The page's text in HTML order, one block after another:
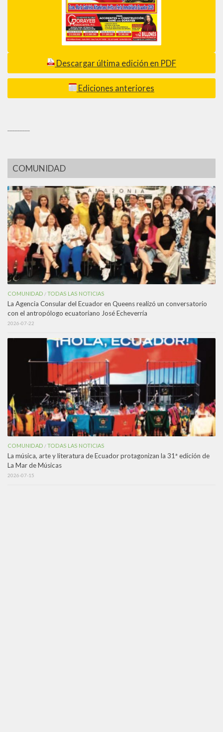
Descargar última edición en PDF
Ediciones anteriores
COMUNIDAD
COMUNIDAD /TODAS LAS NOTICIAS
La Agencia Consular del Ecuador en Queens realizó un conversatorio
con el antropólogo ecuatoriano José Echeverría
2026-07-22
COMUNIDAD /TODAS LAS NOTICIAS
La música, arte y literatura de Ecuador protagonizan la 31ª edición de
La Mar de Músicas
2026-07-15